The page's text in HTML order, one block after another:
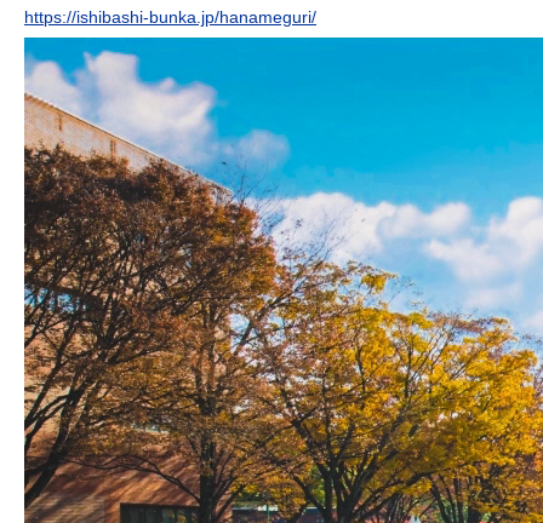
https://ishibashi-bunka.jp/hanameguri/